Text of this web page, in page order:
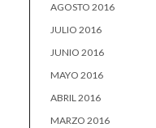
AGOSTO 2016
JULIO 2016
JUNIO 2016
MAYO 2016
ABRIL 2016
MARZO 2016